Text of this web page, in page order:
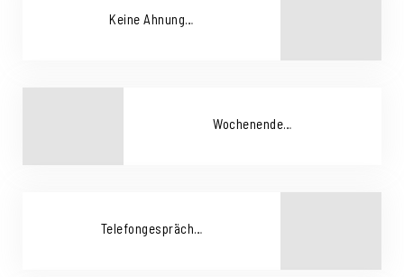
Keine Ahnung…
Wochenende…
Telefongespräch…